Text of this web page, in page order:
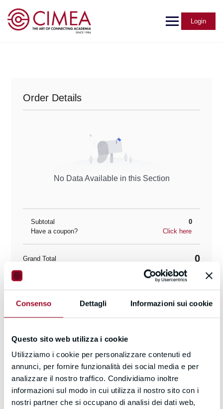
Consenso Dettagli Informazioni sui cookie
Questo sito web utilizza i cookie
Utilizziamo i cookie per personalizzare contenuti ed
annunci, per fornire funzionalità dei social media e per
analizzare il nostro traffico. Condividiamo inoltre
informazioni sul modo in cui utilizza il nostro sito con i
nostri partner che si occupano di analisi dei dati web,
Login
Order Details
No Data Available in this Section
Subtotal
0
Have a coupon?
Click here
Grand Total 0
Continue as Guest